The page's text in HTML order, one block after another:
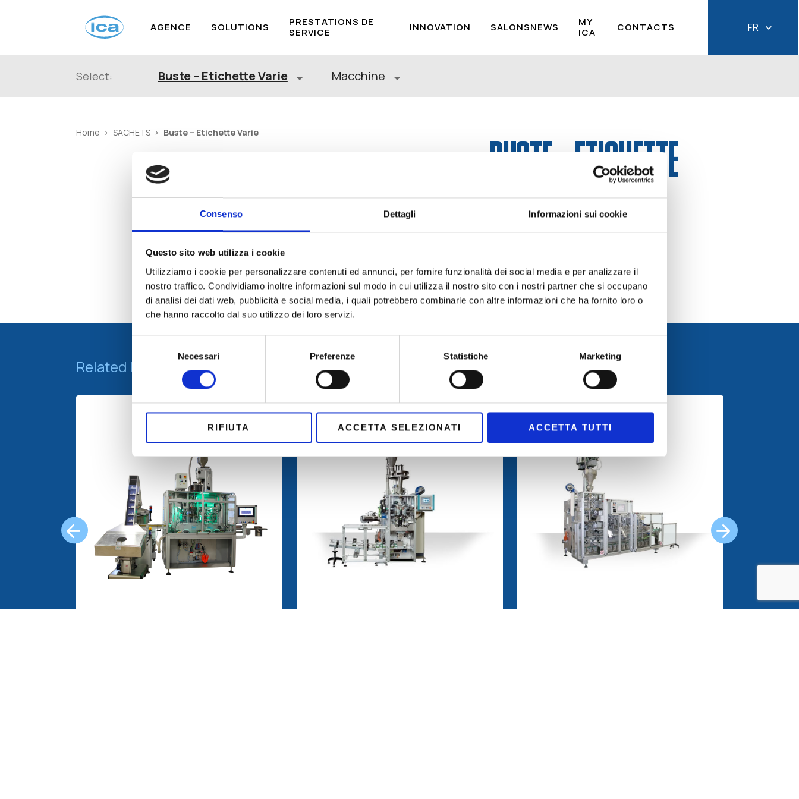
Consenso Dettagli Informazioni sui cookie
Questo sito web utilizza i cookie
Utilizziamo i cookie per personalizzare contenuti ed annunci, per fornire funzionalità dei social media e per analizzare il
nostro traffico. Condividiamo inoltre informazioni sul modo in cui utilizza il nostro sito con i nostri partner che si occupano
di analisi dei dati web, pubblicità e social media, i quali potrebbero combinarle con altre informazioni che ha fornito loro o
che hanno raccolto dal suo utilizzo dei loro servizi.
consenso
Necessari Preferenze Statistiche Marketing
RIFIUTA ACCETTA SELEZIONATI ACCETTA TUTTI
AGENCE SOLUTIONS
PRESTATIONS DE
SERVICE
INNOVATION SALONSNEWS
MY
ICA
CONTACTS FR
Select: Buste – Etichette Varie Macchine
BUSTE – ETICHETTE
VARIE
Home SACHETS Buste – Etichette Varie
Related Machines